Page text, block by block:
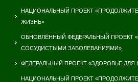
НАЦИОНАЛЬНЫЙ ПРОЕКТ
ЖИЗНЬ»
ОБНОВЛЁННЫЙ ФЕДЕРАЛЬНЫЙ ПРОЕКТ
СОСУДИСТЫМИ ЗАБОЛЕВАНИЯМИ»
ФЕДЕРАЛЬНЫЙ ПРОЕКТ «ЗДОРОВЬЕ ДЛЯ
НАЦИОНАЛЬНЫЙ ПРОЕКТ